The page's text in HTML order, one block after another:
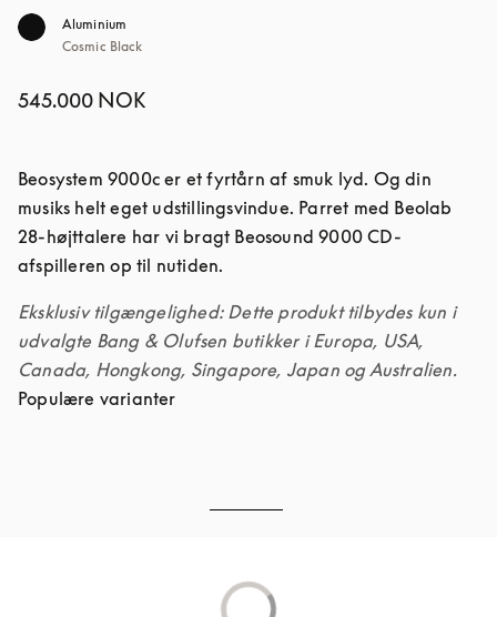
Aluminium
Cosmic Black
545.000 NOK
Beosystem 9000c er et fyrtårn af smuk lyd. Og din
musiks helt eget udstillingsvindue. Parret med Beolab
28-højttalere har vi bragt Beosound 9000 CD-
afspilleren op til nutiden.
Eksklusiv tilgængelighed: Dette produkt tilbydes kun i
udvalgte Bang & Olufsen butikker i Europa, USA,
Canada, Hongkong, Singapore, Japan og Australien.
Populære varianter